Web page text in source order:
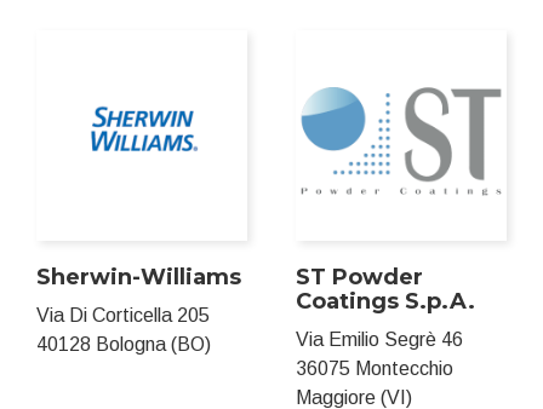
Sherwin-Williams
Via Di Corticella 205
40128 Bologna (BO)
ST Powder
Coatings S.p.A.
Via Emilio Segrè 46
36075 Montecchio
Maggiore (VI)